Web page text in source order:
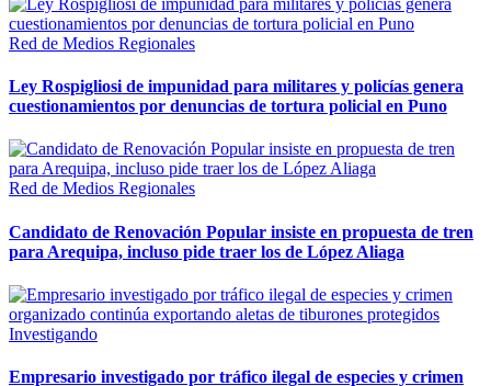
Red de Medios Regionales
Ley Rospigliosi de impunidad para militares y policías genera
cuestionamientos por denuncias de tortura policial en Puno
Red de Medios Regionales
Candidato de Renovación Popular insiste en propuesta de tren
para Arequipa, incluso pide traer los de López Aliaga
Investigando
Empresario investigado por tráfico ilegal de especies y crimen